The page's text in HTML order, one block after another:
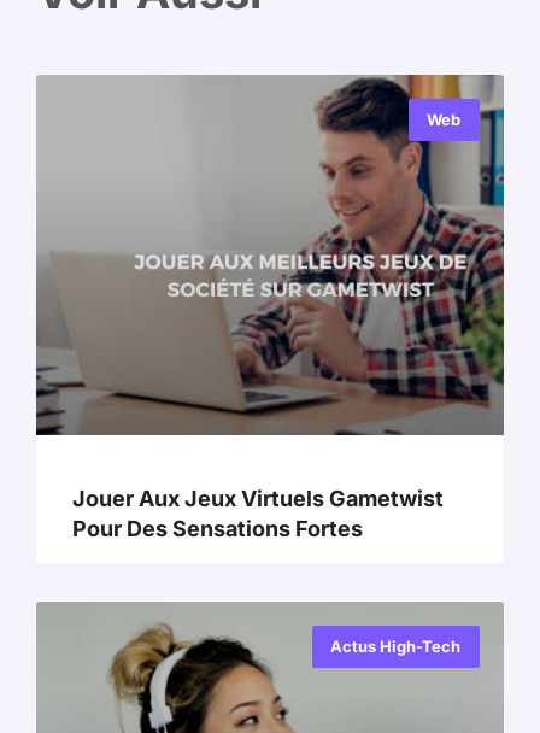
Web
Jouer Aux Jeux Virtuels Gametwist
Pour Des Sensations Fortes
Actus High-Tech